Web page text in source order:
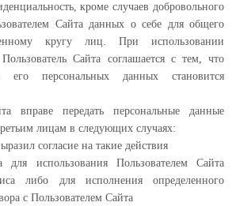
кроме случаев добровольного
Сайта данных о себе для общего
кругу лиц. При использовании
Сайта соглашается с тем, что
его персональных данных становится
вправе передать персональные данные
лицам в следующих случаях:
согласие на такие действия
для использования Пользователем Сайта
либо для исполнения определенного
с Пользователем Сайта